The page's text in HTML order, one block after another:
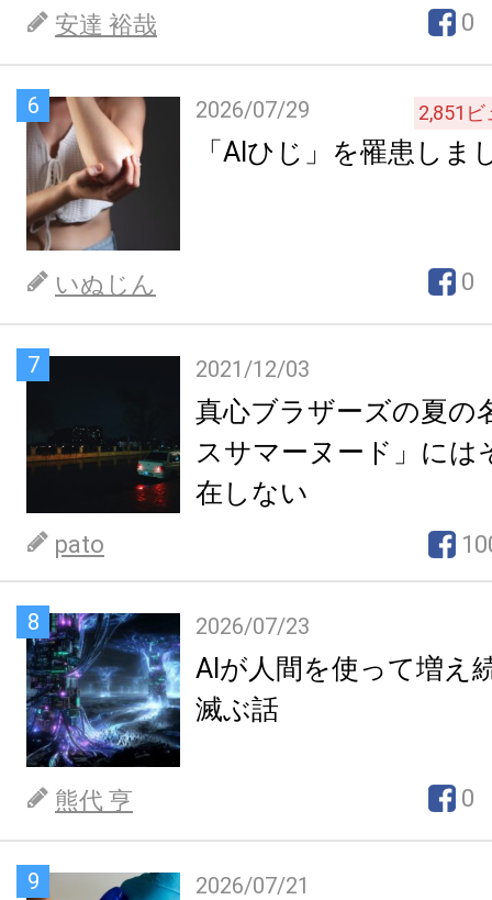
安達 裕哉 0
6 2026/07/29 2,851 ビ
「AIひじ」を罹患しま
いぬじん 0
7 2021/12/03
真心ブラザーズの夏の
スサマーヌード」には
在しない
pato
8 2026/07/23
AIが人間を使って増え
滅ぶ話
熊代 亨 0
9 2026/07/21